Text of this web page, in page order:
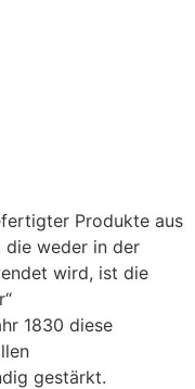
Produkte aus
die weder in der
wird, ist die
1830 diese
gestärkt.